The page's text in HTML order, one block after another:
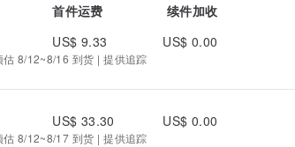
首件运费
续件加收
US$ 9.33 US$ 0.00
8/12~8/16 到货 | 提供追踪
US$ 33.30 US$ 0.00
8/12~8/17 到货 | 提供追踪